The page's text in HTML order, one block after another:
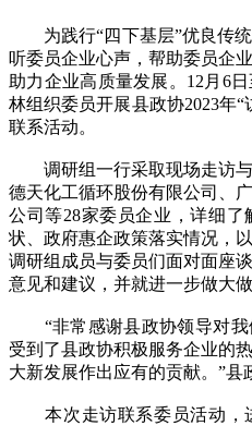
为践行“四下基层”优良传统
听委员企业心声，帮助委员企
助力企业高质量发展。12月6
林组织委员开展县政协2023年
联系活动。
调研组一行采取现场走访与
德天化工循环股份有限公司、
公司等28家委员企业，详细
状、政府惠企政策落实情况，
调研组成员与委员们面对面座
意见和建议，并就进一步做大
“非常感谢县政协领导对我
受到了县政协积极服务企业的
大新发展作出应有的贡献。”县
本次走访联系委员活动，